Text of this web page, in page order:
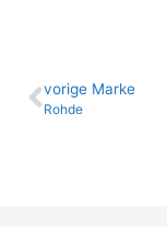
vo­ri­ge Marke
Rohde